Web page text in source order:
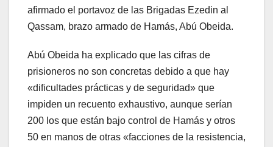
afirmado el portavoz de las Brigadas Ezedin al
Qassam, brazo armado de Hamás, Abú Obeida.
Abú Obeida ha explicado que las cifras de
prisioneros no son concretas debido a que hay
«dificultades prácticas y de seguridad» que
impiden un recuento exhaustivo, aunque serían
200 los que están bajo control de Hamás y otros
50 en manos de otras «facciones de la resistencia,